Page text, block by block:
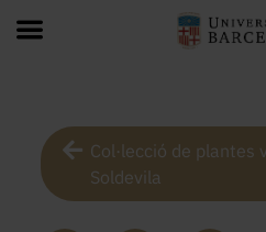
Col·lecció de plantes
Soldevila